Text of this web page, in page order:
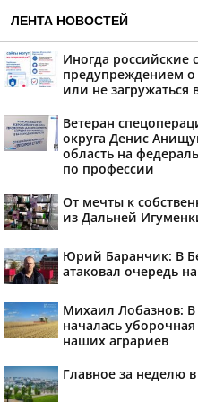
ЛЕНТА НОВОСТЕЙ
Иногда российские
предупреждением
или не загружаться
Ветеран
округа Денис
область на
по профессии
От мечты к
из Дальней
Юрий Баранчик: В
атаковал очередь
Михаил Лобазнов: В
началась
наших аграриев
Главное за неделю